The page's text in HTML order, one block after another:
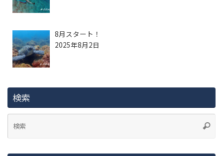
8月スタート！
2025年8月2日
検索